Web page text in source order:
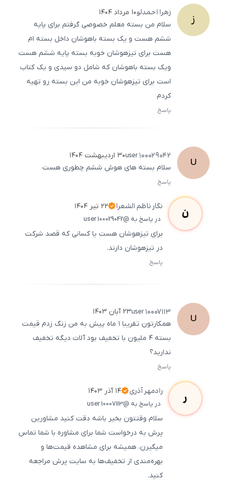
ز زهرااحمدلو۱۰ مرداد ۱۴۰۴
سلام من بسته معلم خصوصی گرفتم برای پایه
ششم هست و یک بسته باهوشان داخل بسته ام
هست برای تیزهوشان خوبه بسته پایه ششم هست
ویک بسته باهوشان که شامل دو سیدی و یک کتاب
است برای تیزهوشان خوبه من این بسته رو تهیه
کردم
پاسخ
U
user100029042
۳۰ اردیبهشت ۱۴۰۴
سلام بسته های هوش ششم چطوری هست
پاسخ
ن نگارناظم الشعرا ۲۲ تیر ۱۴۰۴
در پاسخ به @user 100029042
برای تیزهوشان هست یا کسانی که قصد شرکت
در تیزهوشان دارند.
پاسخ
U
user10007113
۲۳ آبان ۱۴۰۳
همکارتون تقریبا ۱ ماه پیش به من زنگ زدم قیمت
بسته ۴ ملیون با تخفیف بود آلات دیگه تخفیف
ندارید؟
پاسخ
ر رادمهرآذری ۱۴ آذر ۱۴۰۳
در پاسخ به @user 10007113
سلام وقتتون بخیر باشه دقت کنید مشاورین
پرش به درخواست شما برای مشاوره با شما تماس
میگیرن، همیشه برای مشاهده قیمت‌ها و
بهره‌مندی از تخفیف‌ها به سایت پرش مراجعه
کنید.